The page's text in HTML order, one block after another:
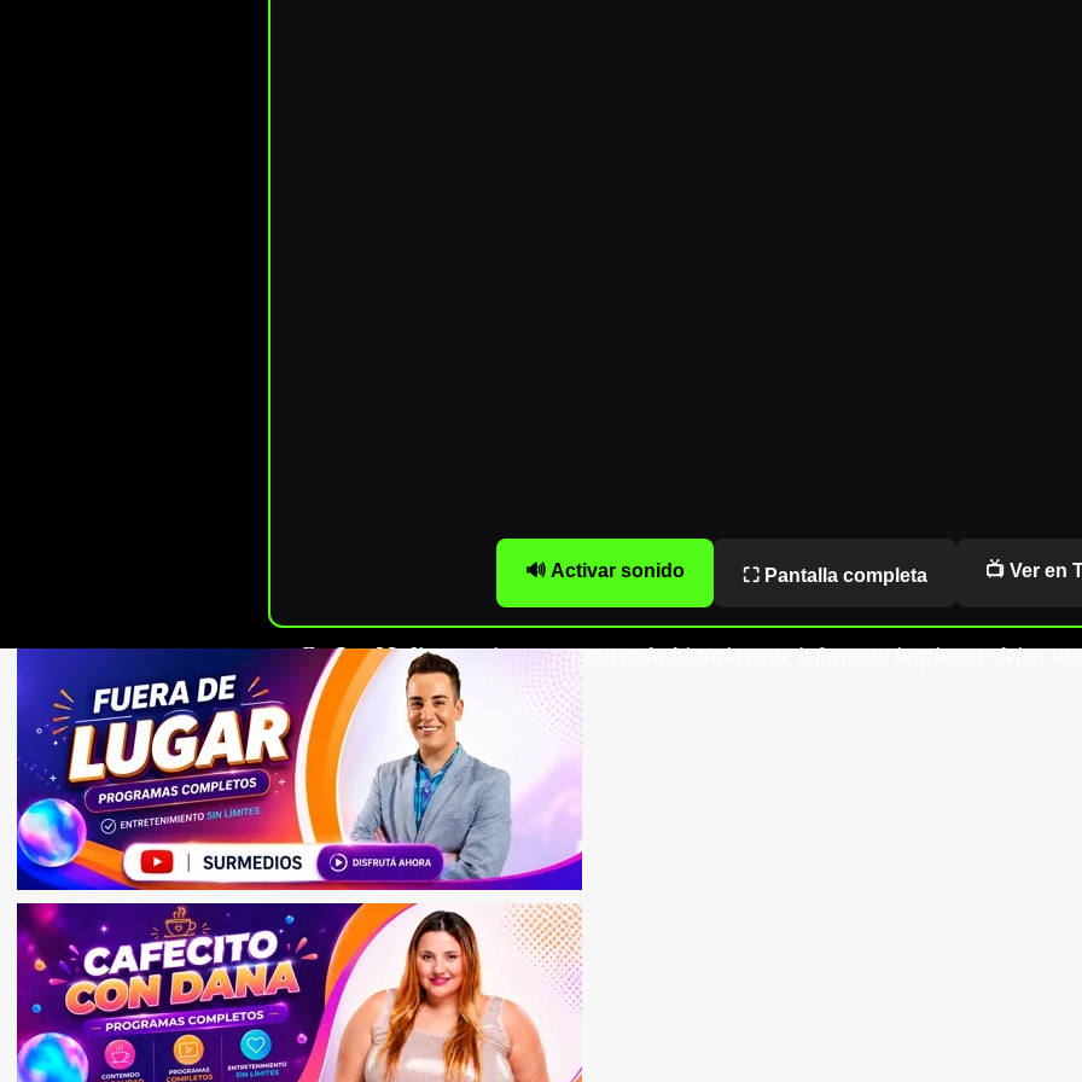
🔊 Activar sonido ⛶ Pantalla completa 📺 Ver en
EnSur Mediosseguimos construyendo historias que informan, inspiran y dejan